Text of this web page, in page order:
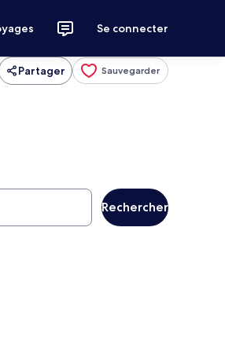
Se connecter
Partager Sauvegarder
Rechercher